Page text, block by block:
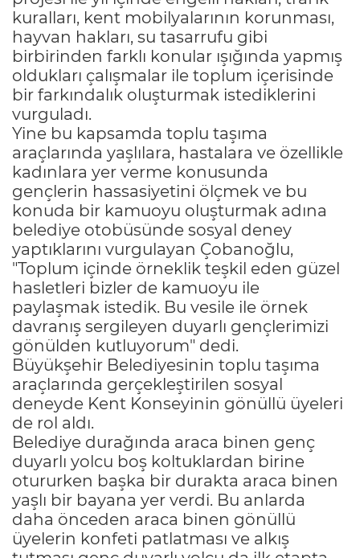
kuralları, kent mobilyalarının korunması,
hayvan hakları, su tasarrufu gibi
birbirinden farklı konular ışığında yapmış
oldukları çalışmalar ile toplum içerisinde
bir farkındalık oluşturmak istediklerini
vurguladı.
Yine bu kapsamda toplu taşıma
araçlarında yaşlılara, hastalara ve özellikle
kadınlara yer verme konusunda
gençlerin hassasiyetini ölçmek ve bu
konuda bir kamuoyu oluşturmak adına
belediye otobüsünde sosyal deney
yaptıklarını vurgulayan Çobanoğlu,
"Toplum içinde örneklik teşkil eden güzel
hasletleri bizler de kamuoyu ile
paylaşmak istedik. Bu vesile ile örnek
davranış sergileyen duyarlı gençlerimizi
gönülden kutluyorum" dedi.
Büyükşehir Belediyesinin toplu taşıma
araçlarında gerçekleştirilen sosyal
deneyde Kent Konseyinin gönüllü üyeleri
de rol aldı.
Belediye durağında araca binen genç
duyarlı yolcu boş koltuklardan birine
otururken başka bir durakta araca binen
yaşlı bir bayana yer verdi. Bu anlarda
daha önceden araca binen gönüllü
üyelerin konfeti patlatması ve alkış